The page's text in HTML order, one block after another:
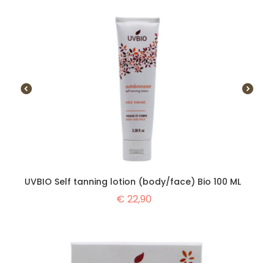
UVBIO Self tanning lotion (body/face) Bio 100 ML
€ 22,90